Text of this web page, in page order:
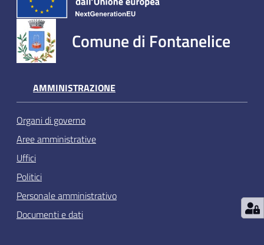
Seguici
su
Comune di Fontanelice
AMMINISTRAZIONE
Organi di governo
Aree amministrative
Uffici
Politici
Personale amministrativo
Documenti e dati